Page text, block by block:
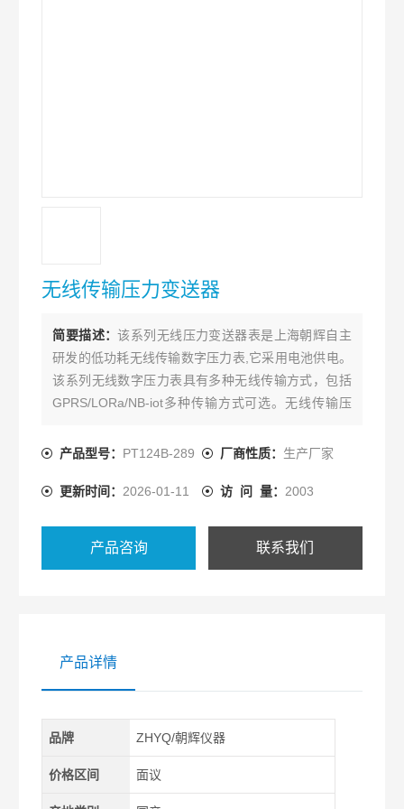
无线传输压力变送器
简要描述：该系列无线压力变送器表是上海朝辉自主
研发的低功耗无线传输数字压力表,它采用电池供电。
该系列无线数字压力表具有多种无线传输方式，包括
GPRS/LORa/NB-iot多种传输方式可选。无线传输压
产品型号： PT124B-289 厂商性质： 生产厂家
更新时间： 2026-01-11 访 问 量： 2003
产品咨询 联系我们
产品详情
品牌 ZHYQ/朝辉仪器
价格区间 面议